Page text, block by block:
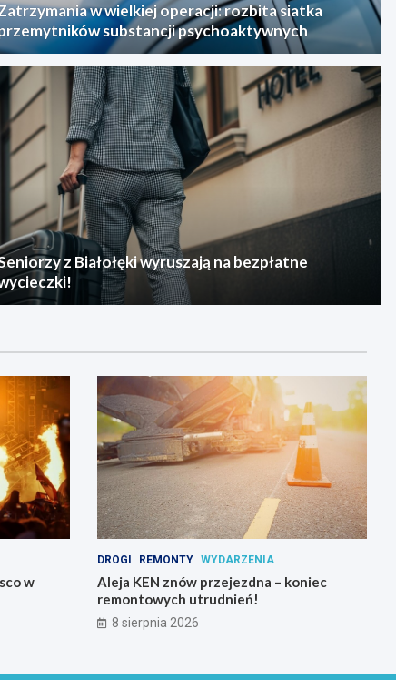
w wielkiej operacji: rozbita siatka
substancji psychoaktywnych
z Białołęki wyruszają na bezpłatne
w
DROGI REMONTY WYDARZENIA
Aleja KEN znów przejezdna – koniec
remontowych utrudnień!
8 sierpnia 2026